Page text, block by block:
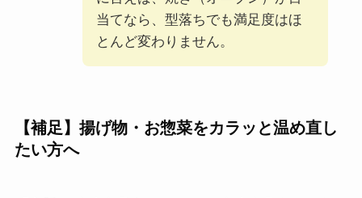
当てなら、型落ちでも満足度はほ
とんど変わりません。
【補足】揚げ物・お惣菜をカラッと温め直し
たい方へ